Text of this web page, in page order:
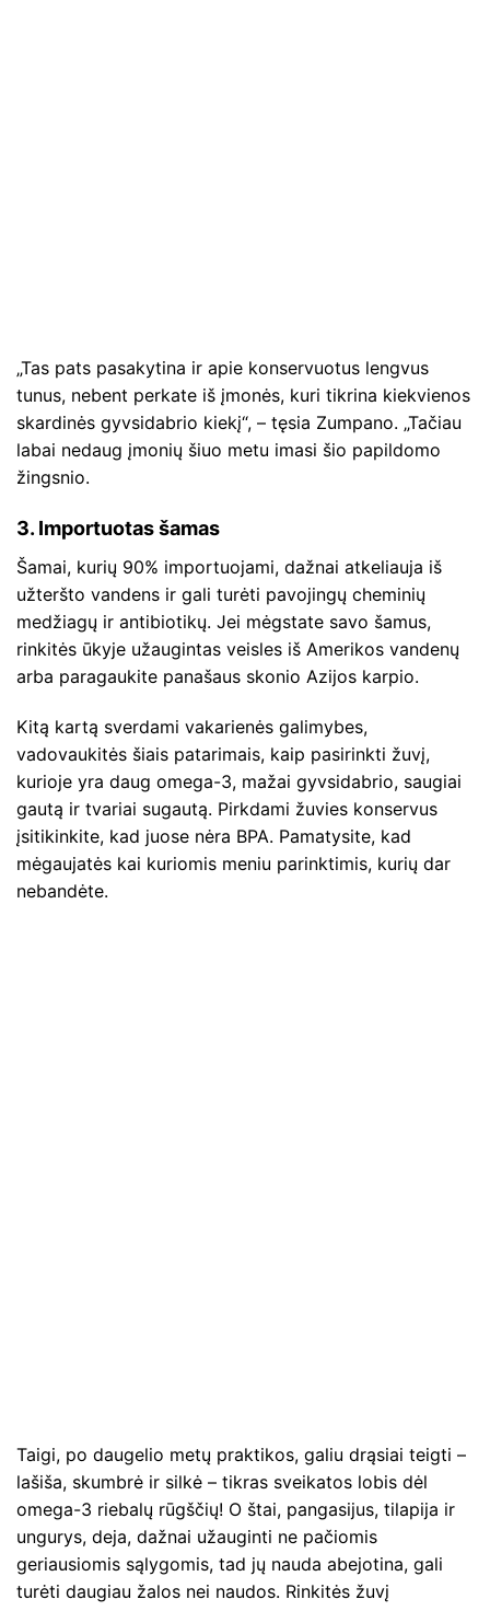
„Tas pats pasakytina ir apie konservuotus lengvus
tunus, nebent perkate iš įmonės, kuri tikrina kiekvienos
skardinės gyvsidabrio kiekį“, – tęsia Zumpano. „Tačiau
labai nedaug įmonių šiuo metu imasi šio papildomo
žingsnio.
3. Importuotas šamas
Šamai, kurių 90% importuojami, dažnai atkeliauja iš
užteršto vandens ir gali turėti pavojingų cheminių
medžiagų ir antibiotikų. Jei mėgstate savo šamus,
rinkitės ūkyje užaugintas veisles iš Amerikos vandenų
arba paragaukite panašaus skonio Azijos karpio.
Kitą kartą sverdami vakarienės galimybes,
vadovaukitės šiais patarimais, kaip pasirinkti žuvį,
kurioje yra daug omega-3, mažai gyvsidabrio, saugiai
gautą ir tvariai sugautą. Pirkdami žuvies konservus
įsitikinkite, kad juose nėra BPA. Pamatysite, kad
mėgaujatės kai kuriomis meniu parinktimis, kurių dar
nebandėte.
Taigi, po daugelio metų praktikos, galiu drąsiai teigti –
lašiša, skumbrė ir silkė – tikras sveikatos lobis dėl
omega-3 riebalų rūgščių! O štai, pangasijus, tilapija ir
ungurys, deja, dažnai užauginti ne pačiomis
geriausiomis sąlygomis, tad jų nauda abejotina, gali
turėti daugiau žalos nei naudos. Rinkitės žuvį